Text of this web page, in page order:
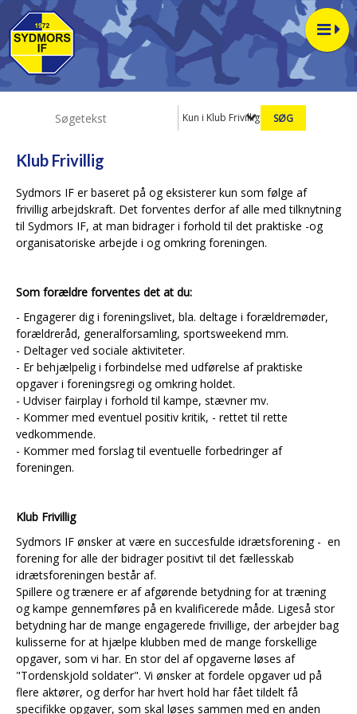
Kun i Klub Frivillig
Klub Frivillig
Sydmors IF er baseret på og eksisterer kun som følge af
frivillig arbejdskraft. Det forventes derfor af alle med tilknytning
til Sydmors IF, at man bidrager i forhold til det praktiske -og
organisatoriske arbejde i og omkring foreningen.
Som forældre forventes det at du:
- Engagerer dig i foreningslivet, bla. deltage i forældremøder,
forældreråd, generalforsamling, sportsweekend mm.
- Deltager ved sociale aktiviteter.
- Er behjælpelig i forbindelse med udførelse af praktiske
opgaver i foreningsregi og omkring holdet.
- Udviser fairplay i forhold til kampe, stævner mv.
- Kommer med eventuel positiv kritik, - rettet til rette
vedkommende.
- Kommer med forslag til eventuelle forbedringer af
foreningen.
Klub Frivillig
Sydmors IF ønsker at være en succesfulde idrætsforening - en
forening for alle der bidrager positivt til det fællesskab
idrætsforeningen består af.
Spillere og trænere er af afgørende betydning for at træning
og kampe gennemføres på en kvalificerede måde. Ligeså stor
betydning har de mange engagerede frivillige, der arbejder bag
kulisserne for at hjælpe klubben med de mange forskellige
opgaver, som vi har. En stor del af opgaverne løses af
"Tordenskjold soldater". Vi ønsker at fordele opgaver ud på
flere aktører, og derfor har hvert hold har fået tildelt få
specifikke opgaver, som skal løses sammen med en anden